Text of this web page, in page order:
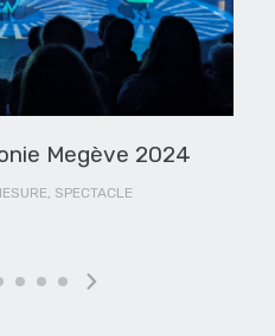
Megève 2024
SPECTACLE